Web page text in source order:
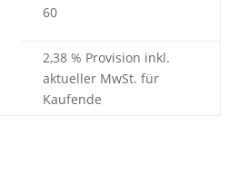
60
2,38 % Provision inkl.
aktueller MwSt. für
Kaufende